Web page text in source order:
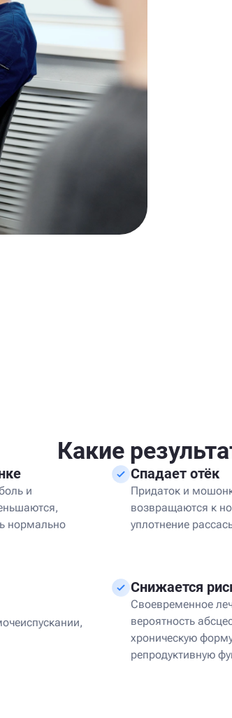
Какие
и
нормально
Спадает отёк
Придаток и
возвращаются к
уплотнение
Снижается
Своевременное
вероятность
хроническую
репродуктивную